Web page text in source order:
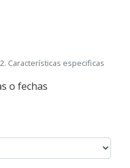
Características especificas
o fechas